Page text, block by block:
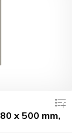
x 500 mm,